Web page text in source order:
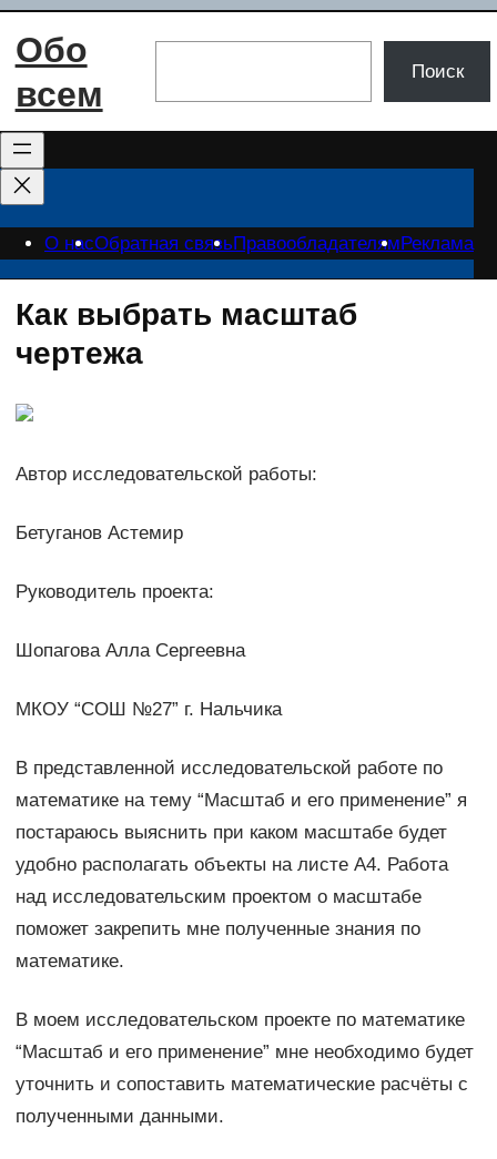
Перейти
Обо
всем
Поиск
О насОбратная связьПравообладателямРеклама
Как выбрать масштаб
чертежа
Автор исследовательской работы:
Бетуганов Астемир
Руководитель проекта:
Шопагова Алла Сергеевна
МКОУ “СОШ №27” г. Нальчика
В представленной исследовательской работе по
математике на тему “Масштаб и его применение” я
постараюсь выяснить при каком масштабе будет
удобно располагать объекты на листе А4. Работа
над исследовательским проектом о масштабе
поможет закрепить мне полученные знания по
математике.
В моем исследовательском проекте по математике
“Масштаб и его применение” мне необходимо будет
уточнить и сопоставить математические расчёты с
полученными данными.